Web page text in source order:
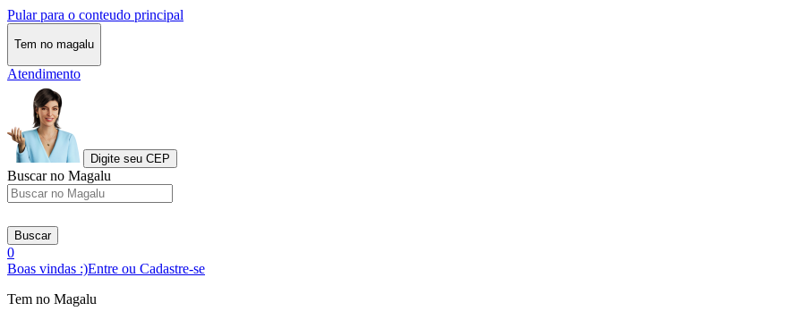
Pular para o conteudo principal
Tem no magalu
Atendimento
Digite seu CEP
Buscar no Magalu
Buscar
0
Boas vindas :)Entre ou Cadastre-se
Tem no Magalu